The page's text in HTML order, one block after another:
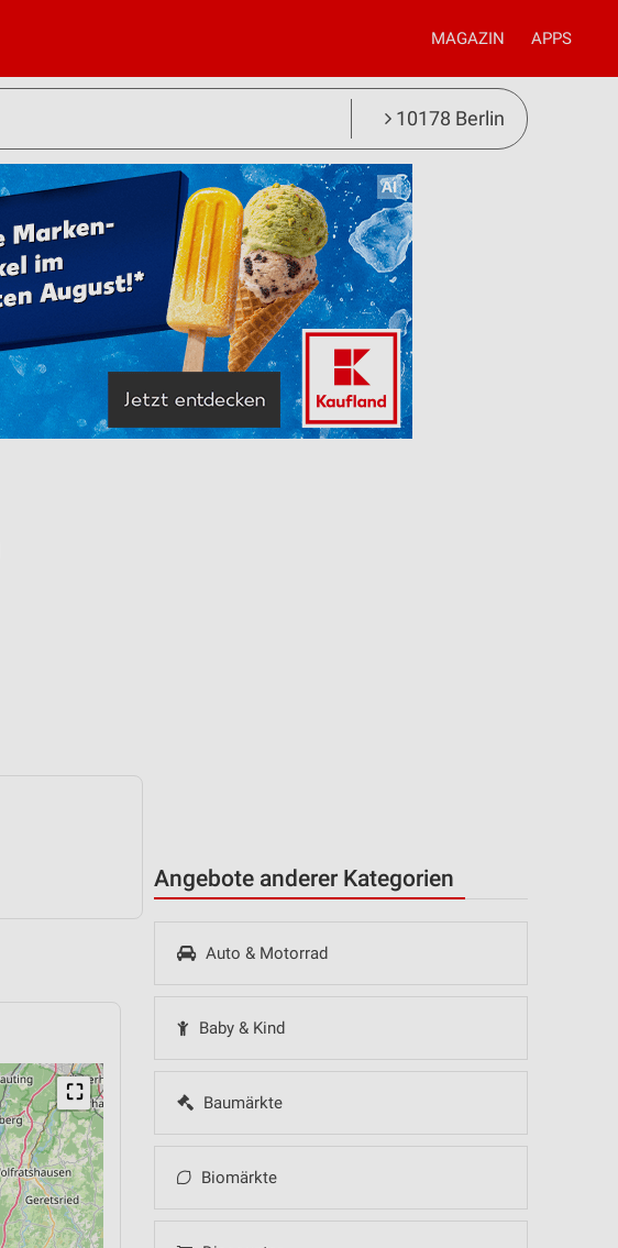
MAGAZIN APPS
10178 Berlin
Angebote anderer Kategorien
Auto & Motorrad
Baby & Kind
Baumärkte
Biomärkte
⛶